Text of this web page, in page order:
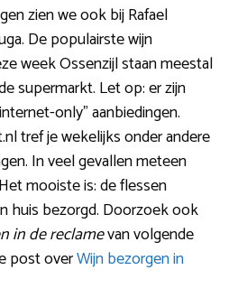
zien we ook bij Rafael
De populairste wijn
week Ossenzijl staan meestal
supermarkt. Let op: er zijn
only” aanbiedingen.
tref je wekelijks onder andere
In veel gevallen meteen
mooiste is: de flessen
huis bezorgd. Doorzoek ook
in de reclamevan volgende
post overWijn bezorgen in